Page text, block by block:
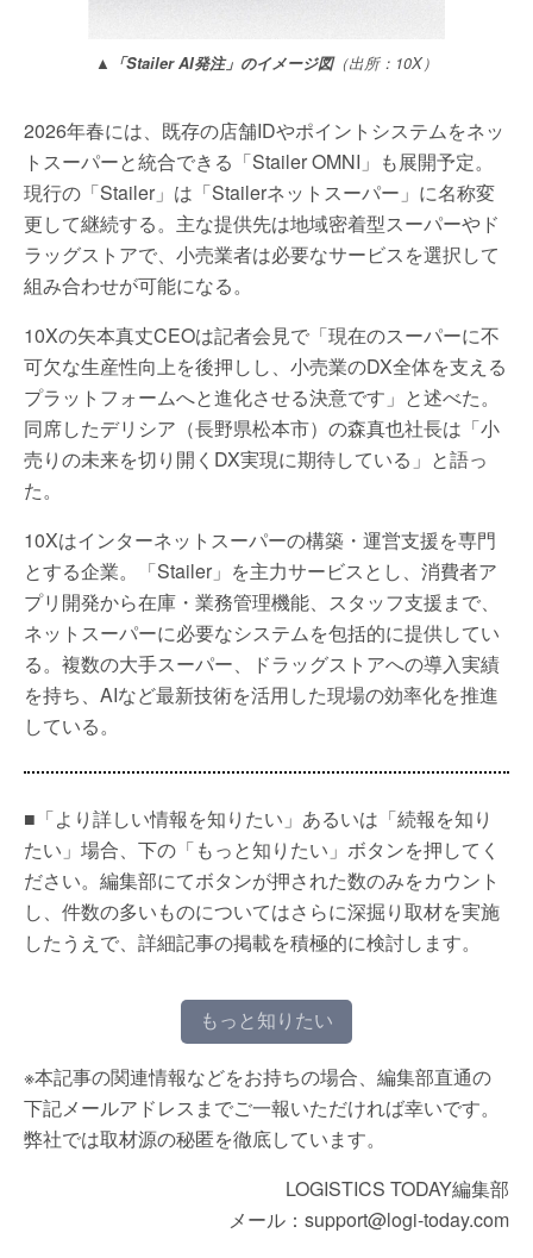
▲「Stailer AI発注」のイメージ図（出所：10X）
2026年春には、既存の店舗IDやポイントシステムをネッ
トスーパーと統合できる「Stailer OMNI」も展開予定。
現行の「Stailer」は「Stailerネットスーパー」に名称変
更して継続する。主な提供先は地域密着型スーパーやド
ラッグストアで、小売業者は必要なサービスを選択して
組み合わせが可能になる。
10Xの矢本真丈CEOは記者会見で「現在のスーパーに不
可欠な生産性向上を後押しし、小売業のDX全体を支える
プラットフォームへと進化させる決意です」と述べた。
同席したデリシア（長野県松本市）の森真也社長は「小
売りの未来を切り開くDX実現に期待している」と語っ
た。
10Xはインターネットスーパーの構築・運営支援を専門
とする企業。「Stailer」を主力サービスとし、消費者ア
プリ開発から在庫・業務管理機能、スタッフ支援まで、
ネットスーパーに必要なシステムを包括的に提供してい
る。複数の大手スーパー、ドラッグストアへの導入実績
を持ち、AIなど最新技術を活用した現場の効率化を推進
している。
■「より詳しい情報を知りたい」あるいは「続報を知り
たい」場合、下の「もっと知りたい」ボタンを押してく
ださい。編集部にてボタンが押された数のみをカウント
し、件数の多いものについてはさらに深掘り取材を実施
したうえで、詳細記事の掲載を積極的に検討します。
もっと知りたい
※本記事の関連情報などをお持ちの場合、編集部直通の
下記メールアドレスまでご一報いただければ幸いです。
弊社では取材源の秘匿を徹底しています。
LOGISTICS TODAY編集部
メール：support@logi-today.com